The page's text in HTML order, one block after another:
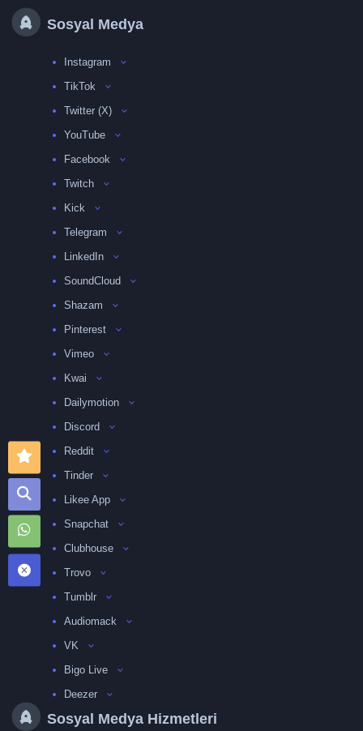
Sosyal Medya
Instagram
TikTok
Twitter (X)
YouTube
Facebook
Twitch
Kick
Telegram
LinkedIn
SoundCloud
Shazam
Pinterest
Vimeo
Kwai
Dailymotion
Discord
Reddit
Tinder
Likee App
Snapchat
Clubhouse
Trovo
Tumblr
Audiomack
VK
Bigo Live
Deezer
Sosyal Medya Hizmetleri